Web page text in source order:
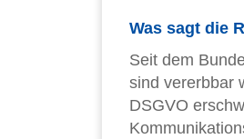
Was sagt die
Seit dem
sind vererbbar
DSGVO